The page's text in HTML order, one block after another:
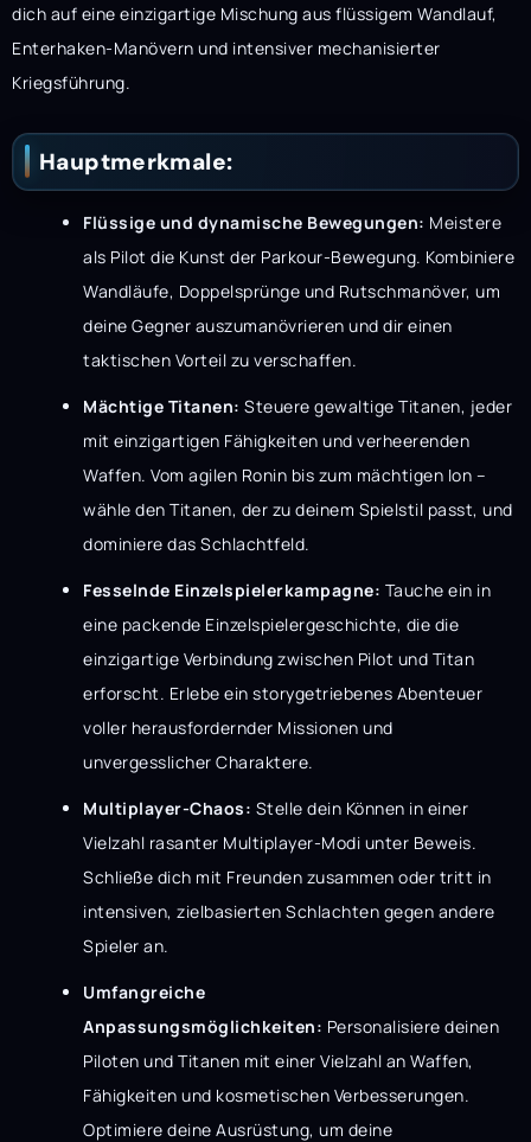
dich auf eine einzigartige Mischung aus flüssigem Wandlauf,
Enterhaken-Manövern und intensiver mechanisierter
Kriegsführung.
Hauptmerkmale:
Flüssige und dynamische Bewegungen: Meistere
als Pilot die Kunst der Parkour-Bewegung. Kombiniere
Wandläufe, Doppelsprünge und Rutschmanöver, um
deine Gegner auszumanövrieren und dir einen
taktischen Vorteil zu verschaffen.
Mächtige Titanen: Steuere gewaltige Titanen, jeder
mit einzigartigen Fähigkeiten und verheerenden
Waffen. Vom agilen Ronin bis zum mächtigen Ion –
wähle den Titanen, der zu deinem Spielstil passt, und
dominiere das Schlachtfeld.
Fesselnde Einzelspielerkampagne: Tauche ein in
eine packende Einzelspielergeschichte, die die
einzigartige Verbindung zwischen Pilot und Titan
erforscht. Erlebe ein storygetriebenes Abenteuer
voller herausfordernder Missionen und
unvergesslicher Charaktere.
Multiplayer-Chaos: Stelle dein Können in einer
Vielzahl rasanter Multiplayer-Modi unter Beweis.
Schließe dich mit Freunden zusammen oder tritt in
intensiven, zielbasierten Schlachten gegen andere
Spieler an.
Umfangreiche
Anpassungsmöglichkeiten: Personalisiere deinen
Piloten und Titanen mit einer Vielzahl an Waffen,
Fähigkeiten und kosmetischen Verbesserungen.
Optimiere deine Ausrüstung, um deine